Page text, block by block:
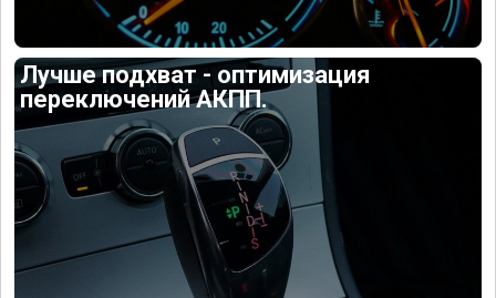
Лучше подхват - оптимизация
переключений АКПП.